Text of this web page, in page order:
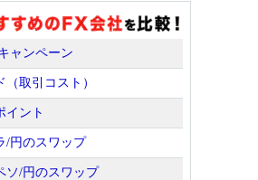
ャンペーン
（取引コスト）
イント
/円のスワップ
ソ/円のスワップ